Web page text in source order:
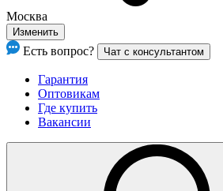
Москва
Изменить
Есть вопрос? Чат с консультантом
Гарантия
Оптовикам
Где купить
Вакансии